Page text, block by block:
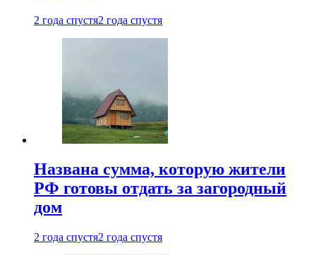
2 года спустя2 года спустя
Названа сумма, которую жители
РФ готовы отдать за загородный
дом
2 года спустя2 года спустя